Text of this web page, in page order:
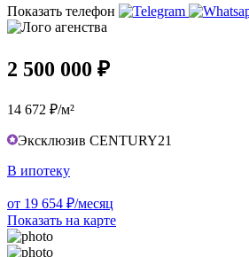
Показать телефон
2 500 000 ₽
14 672 ₽/м²
Эксклюзив CENTURY21
В ипотеку
от 19 654 ₽/месяц
Показать на карте